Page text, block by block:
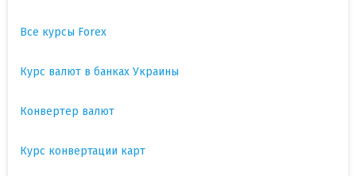
Все курсы Forex
Курс валют в банках Украины
Конвертер валют
Курс конвертации карт